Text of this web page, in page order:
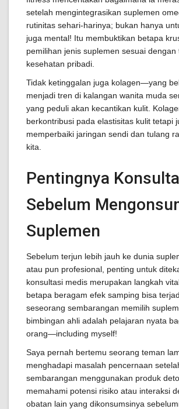
setelah mengintegrasikan suplemen
rutinitas sehari-harinya; bukan hanya
juga mental! Itu membuktikan betapa
pemilihan jenis suplemen sesuai dengan
kesehatan pribadi.
Tidak ketinggalan juga kolagen—yang
menjadi tren di kalangan wanita muda
yang peduli akan kecantikan kulit.
berkontribusi pada elastisitas kulit tetapi
memperbaiki jaringan sendi dan tulang
kita.
Pentingnya
Sebelum
Suplemen
Sebelum terjun lebih jauh ke dunia
atau pun profesional, penting untuk
konsultasi medis merupakan langkah
betapa beragam efek samping bisa
seseorang sembarangan memilih
bimbingan ahli adalah pelajaran nyata
orang—including myself!
Saya pernah bertemu seorang teman
menghadapi masalah pencernaan
sembarangan menggunakan produk
memahami potensi risiko atau interaksi
obatan lain yang dikonsumsinya